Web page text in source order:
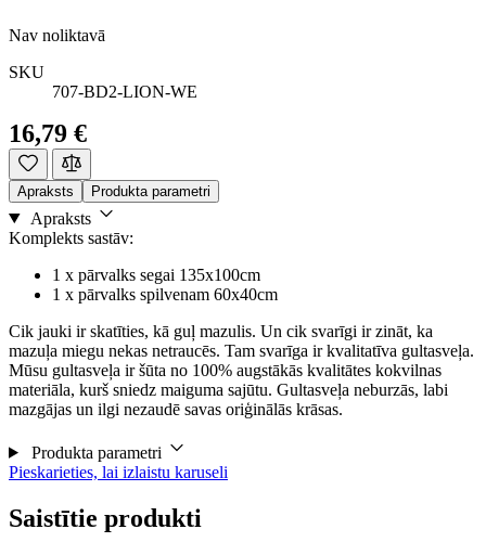
Nav noliktavā
SKU
707-BD2-LION-WE
16,79 €
Apraksts Produkta parametri
Apraksts
Komplekts sastāv:
1 x pārvalks segai 135x100cm
1 x pārvalks spilvenam 60x40cm
Cik jauki ir skatīties, kā guļ mazulis. Un cik svarīgi ir zināt, ka
mazuļa miegu nekas netraucēs. Tam svarīga ir kvalitatīva gultasveļa.
Mūsu gultasveļa ir šūta no 100% augstākās kvalitātes kokvilnas
materiāla, kurš sniedz maiguma sajūtu. Gultasveļa neburzās, labi
mazgājas un ilgi nezaudē savas oriģinālās krāsas.
Produkta parametri
Pieskarieties, lai izlaistu karuseli
Saistītie produkti